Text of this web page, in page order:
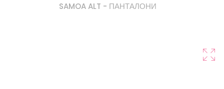
SAMOA ALT - ПАНТАЛОНИ